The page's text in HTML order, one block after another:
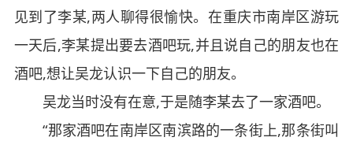
见到了李某,两人聊得很愉快。在重庆市南岸区游玩
一天后,李某提出要去酒吧玩,并且说自己的朋友也在
酒吧,想让吴龙认识一下自己的朋友。
吴龙当时没有在意,于是随李某去了一家酒吧。
“那家酒吧在南岸区南滨路的一条街上,那条街叫